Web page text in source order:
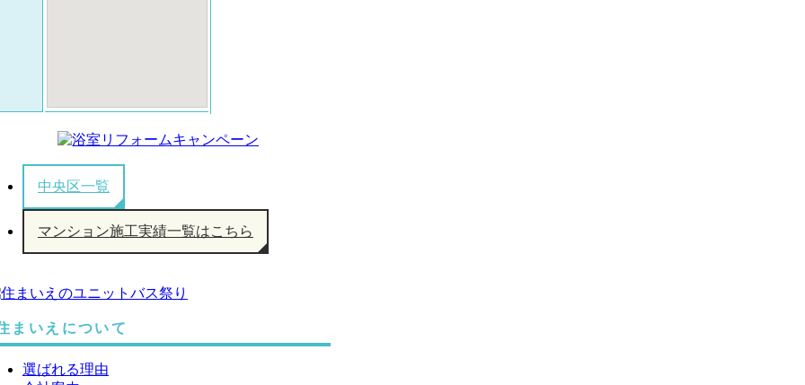
中央区一覧
マンション施工実績一覧はこちら
まいえについて
選ばれる理由